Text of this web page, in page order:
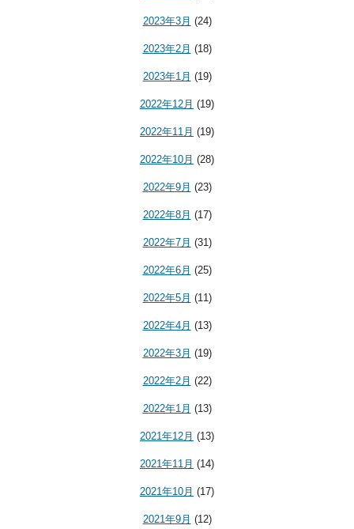
2023年3月 (24)
2023年2月 (18)
2023年1月 (19)
2022年12月 (19)
2022年11月 (19)
2022年10月 (28)
2022年9月 (23)
2022年8月 (17)
2022年7月 (31)
2022年6月 (25)
2022年5月 (11)
2022年4月 (13)
2022年3月 (19)
2022年2月 (22)
2022年1月 (13)
2021年12月 (13)
2021年11月 (14)
2021年10月 (17)
2021年9月 (12)